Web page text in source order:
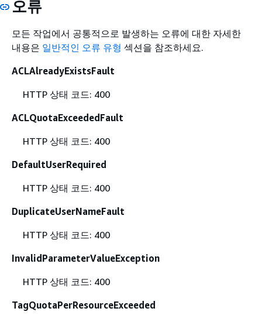
오류
모든 작업에서 공통적으로 발생하는 오류에 대한 자세한
내용은 일반적인 오류 유형 섹션을 참조하세요.
ACLAlreadyExistsFault
HTTP 상태 코드: 400
ACLQuotaExceededFault
HTTP 상태 코드: 400
DefaultUserRequired
HTTP 상태 코드: 400
DuplicateUserNameFault
HTTP 상태 코드: 400
InvalidParameterValueException
HTTP 상태 코드: 400
TagQuotaPerResourceExceeded